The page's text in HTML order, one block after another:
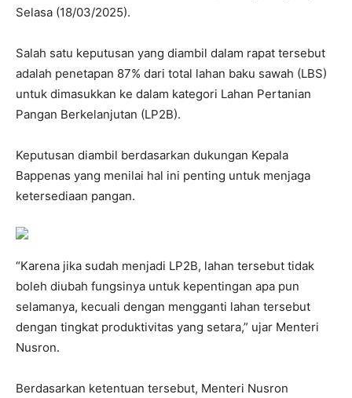
Selasa (18/03/2025).
Salah satu keputusan yang diambil dalam rapat tersebut
adalah penetapan 87% dari total lahan baku sawah (LBS)
untuk dimasukkan ke dalam kategori Lahan Pertanian
Pangan Berkelanjutan (LP2B).
Keputusan diambil berdasarkan dukungan Kepala
Bappenas yang menilai hal ini penting untuk menjaga
ketersediaan pangan.
“Karena jika sudah menjadi LP2B, lahan tersebut tidak
boleh diubah fungsinya untuk kepentingan apa pun
selamanya, kecuali dengan mengganti lahan tersebut
dengan tingkat produktivitas yang setara,” ujar Menteri
Nusron.
Berdasarkan ketentuan tersebut, Menteri Nusron